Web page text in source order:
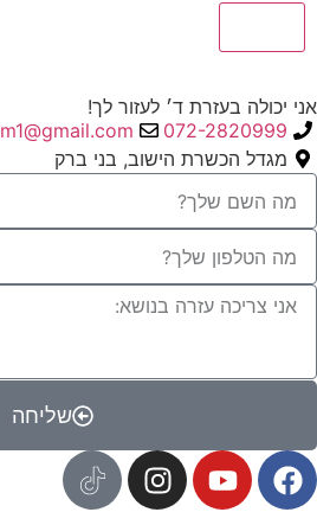
אני יכולה בעזרת ד׳ לעזור לך!
072-2820999
מגדל הכשרת הישוב, בני ברק
שליחה